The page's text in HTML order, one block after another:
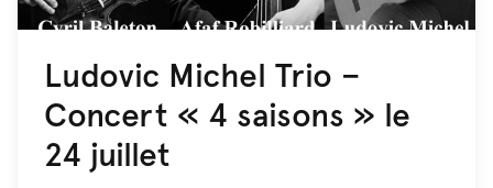
Ludovic Michel Trio –
Concert « 4 saisons » le
24 juillet